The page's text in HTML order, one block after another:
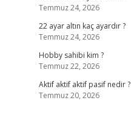
Temmuz 24, 2026
22 ayar altın kaç ayardır ?
Temmuz 24, 2026
Hobby sahibi kim ?
Temmuz 22, 2026
Aktif aktif aktif pasif nedir ?
Temmuz 20, 2026